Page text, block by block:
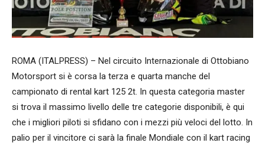
ROMA (ITALPRESS) – Nel circuito Internazionale di Ottobiano
Motorsport si è corsa la terza e quarta manche del
campionato di rental kart 125 2t. In questa categoria master
si trova il massimo livello delle tre categorie disponibili, è qui
che i migliori piloti si sfidano con i mezzi più veloci del lotto. In
palio per il vincitore ci sarà la finale Mondiale con il kart racing